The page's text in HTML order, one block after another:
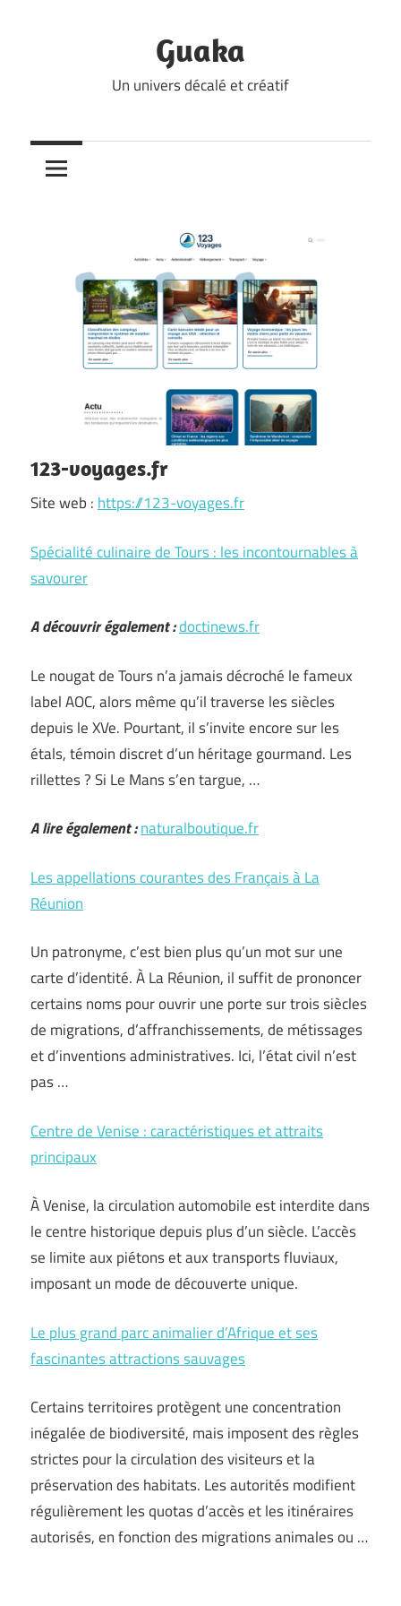
Guaka
Un univers décalé et créatif
123-voyages.fr
Site web : https://123-voyages.fr
Spécialité culinaire de Tours : les incontournables à
savourer
A découvrir également :doctinews.fr
Le nougat de Tours n’a jamais décroché le fameux
label AOC, alors même qu’il traverse les siècles
depuis le XVe. Pourtant, il s’invite encore sur les
étals, témoin discret d’un héritage gourmand. Les
rillettes ? Si Le Mans s’en targue, …
A lire également :naturalboutique.fr
Les appellations courantes des Français à La
Réunion
Un patronyme, c’est bien plus qu’un mot sur une
carte d’identité. À La Réunion, il suffit de prononcer
certains noms pour ouvrir une porte sur trois siècles
de migrations, d’affranchissements, de métissages
et d’inventions administratives. Ici, l’état civil n’est
pas …
Centre de Venise : caractéristiques et attraits
principaux
À Venise, la circulation automobile est interdite dans
le centre historique depuis plus d’un siècle. L’accès
se limite aux piétons et aux transports fluviaux,
imposant un mode de découverte unique.
Le plus grand parc animalier d’Afrique et ses
fascinantes attractions sauvages
Certains territoires protègent une concentration
inégalée de biodiversité, mais imposent des règles
strictes pour la circulation des visiteurs et la
préservation des habitats. Les autorités modifient
régulièrement les quotas d’accès et les itinéraires
autorisés, en fonction des migrations animales ou …